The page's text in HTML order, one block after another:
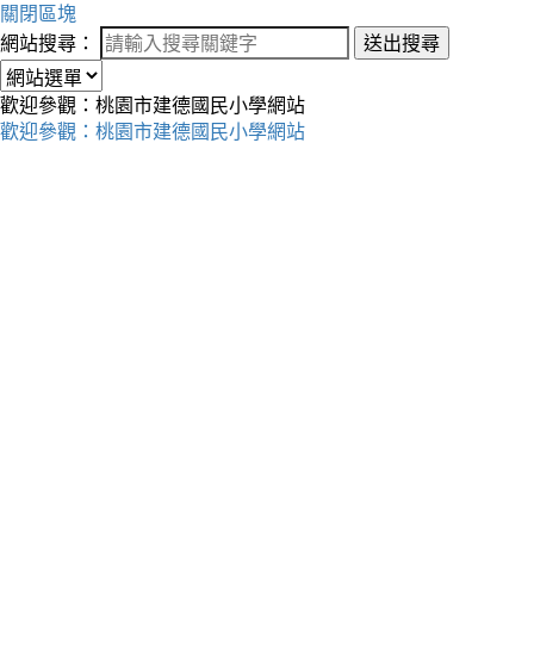
關閉區塊
網站搜尋：
送出搜尋
歡迎參觀：桃園市建德國民小學網站
歡迎參觀：桃園市建德國民小學網站